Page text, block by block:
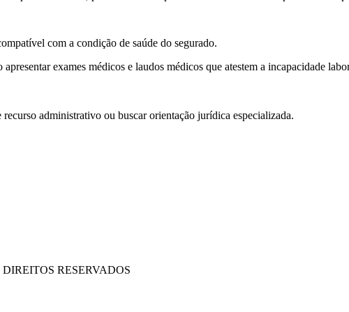
com a condição de saúde do segurado.
exames médicos e laudos médicos que atestem a incapacidade
administrativo ou buscar orientação jurídica especializada.
DIREITOS RESERVADOS